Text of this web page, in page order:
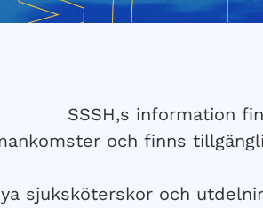
SSSH,s information
och finns
sjuksköterskor och